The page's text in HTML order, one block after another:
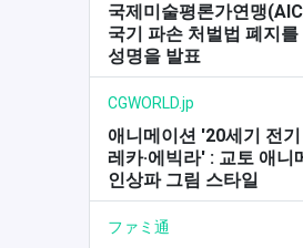
국제미술평론가연맹
국기 파손 처벌법 폐지
성명을 발표
CGWORLD.jp
애니메이션 '20세기 전
레카·에빅라' : 교토 애니
인상파 그림 스타일
ファミ通